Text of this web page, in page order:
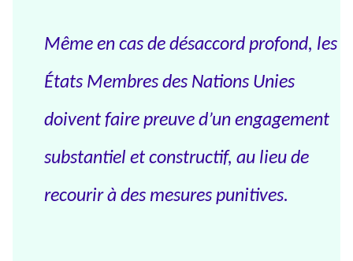
Même en cas de désaccord profond, les
États Membres des Nations Unies
doivent faire preuve d’un engagement
substantiel et constructif, au lieu de
recourir à des mesures punitives.